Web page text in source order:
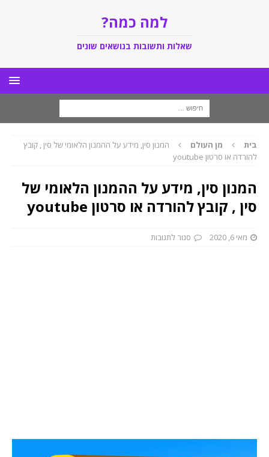
למה כמה?
שאלות ותשובות בנושאים שונים
בית מן העולם
המנון סין, מידע על ההמנון הלאומי של סין , קובץ
להורדה או סרטון youtube
המנון סין, מידע על ההמנון הלאומי של
סין , קובץ להורדה או סרטון youtube
מאי 6, 2020 סגור לתגובות